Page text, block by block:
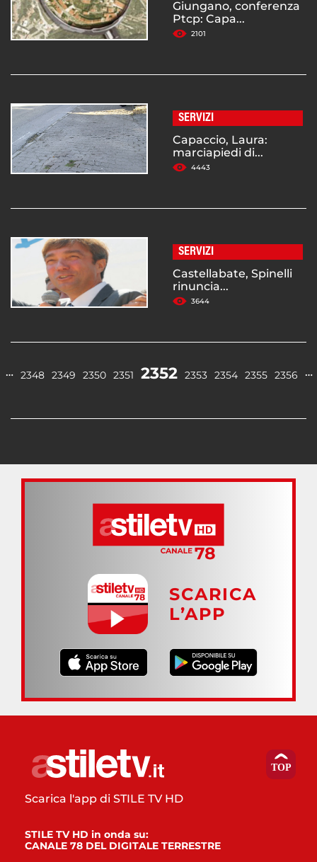
Giungano, conferenza
Ptcp: Capa...
2101
SERVIZI
Capaccio, Laura:
marciapiedi di...
4443
SERVIZI
Castellabate, Spinelli
rinuncia...
3644
… 2348 2349 2350 2351 2352 2353 2354 2355 2356 …
SCARICA
L’APP
Scarica l'app di STILE TV HD
STILE TV HD in onda su:
CANALE 78 DEL DIGITALE TERRESTRE